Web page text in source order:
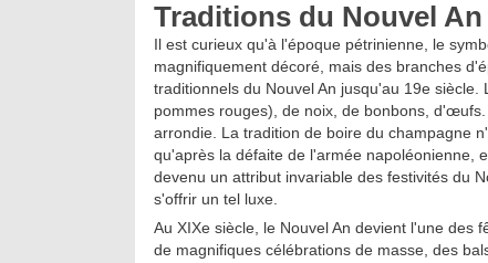
Traditions du Nouvel An
Il est curieux qu'à l'époque pétrinienne, le
magnifiquement décoré, mais des branches
traditionnels du Nouvel An jusqu'au 19e
pommes rouges), de noix, de bonbons,
arrondie. La tradition de boire du champagne
qu'après la défaite de l'armée napoléonienne,
devenu un attribut invariable des festivités du
s'offrir un tel luxe.
Au XIXe siècle, le Nouvel An devient l'une des
de magnifiques célébrations de masse, des